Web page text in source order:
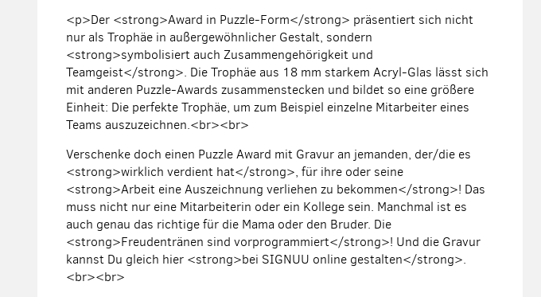
<p>Der <strong>Award in Puzzle-Form</strong> präsentiert sich nicht
nur als Trophäe in außergewöhnlicher Gestalt, sondern
<strong>symbolisiert auch Zusammengehörigkeit und
Teamgeist</strong>. Die Trophäe aus 18 mm starkem Acryl-Glas lässt sich
mit anderen Puzzle-Awards zusammenstecken und bildet so eine größere
Einheit: Die perfekte Trophäe, um zum Beispiel einzelne Mitarbeiter eines
Teams auszuzeichnen.<br><br>
Verschenke doch einen Puzzle Award mit Gravur an jemanden, der/die es
<strong>wirklich verdient hat</strong>, für ihre oder seine
<strong>Arbeit eine Auszeichnung verliehen zu bekommen</strong>! Das
muss nicht nur eine Mitarbeiterin oder ein Kollege sein. Manchmal ist es
auch genau das richtige für die Mama oder den Bruder. Die
<strong>Freudentränen sind vorprogrammiert</strong>! Und die Gravur
kannst Du gleich hier <strong>bei SIGNUU online gestalten</strong>.
<br><br>